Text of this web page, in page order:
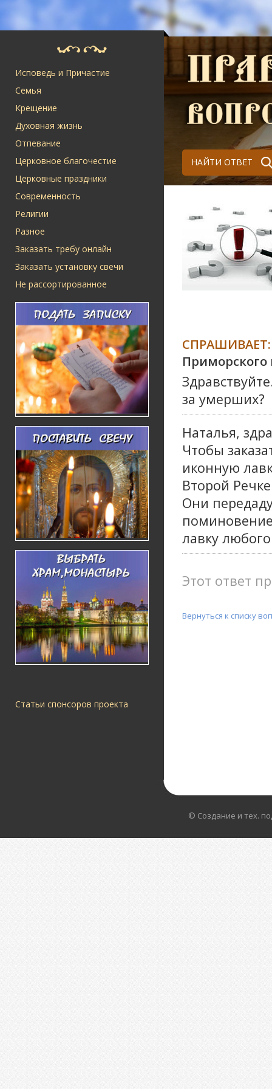
Исповедь и Причастие
Семья
Крещение
Духовная жизнь
Отпевание
Церковное благочестие
Церковные праздники
Современность
Религии
Разное
Заказать требу онлайн
Заказать установку свечи
Не рассортированное
Статьи спонсоров проекта
НАЙТИ ОТВЕТ
СПРАШИВАЕТ:
Приморского
за умерших?
Наталья,
Чтобы
иконную
Второй
Они
лавку
Этот ответ
Вернуться к списку
© Создание и тех.